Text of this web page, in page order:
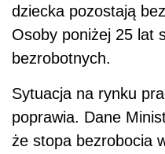
dziecka pozostają
Osoby poniżej 25 lat
bezrobotnych.
Sytuacja na rynku
poprawia. Dane
że stopa bezrobocia